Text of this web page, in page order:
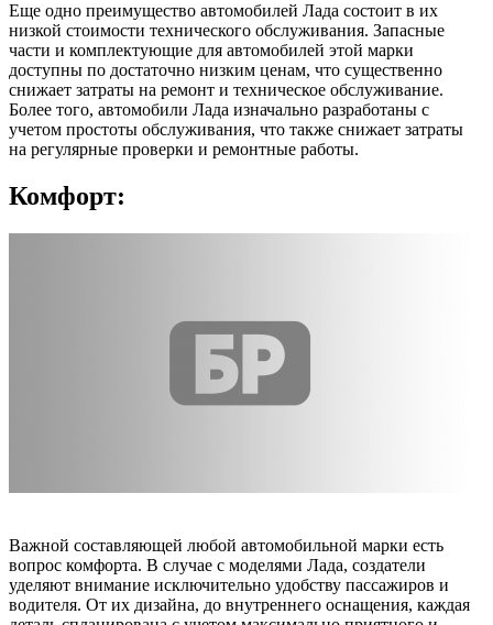
Еще одно преимущество автомобилей Лада состоит в их
низкой стоимости технического обслуживания. Запасные
части и комплектующие для автомобилей этой марки
доступны по достаточно низким ценам, что существенно
снижает затраты на ремонт и техническое обслуживание.
Более того, автомобили Лада изначально разработаны с
учетом простоты обслуживания, что также снижает затраты
на регулярные проверки и ремонтные работы.
Комфорт:
Важной составляющей любой автомобильной марки есть
вопрос комфорта. В случае с моделями Лада, создатели
уделяют внимание исключительно удобству пассажиров и
водителя. От их дизайна, до внутреннего оснащения, каждая